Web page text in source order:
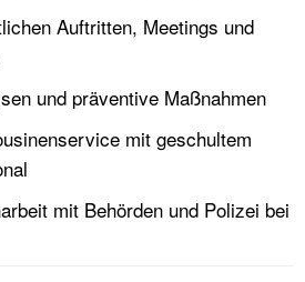
Auftritten, Meetings und
und präventive Maßnahmen
mit geschultem
mit Behörden und Polizei bei